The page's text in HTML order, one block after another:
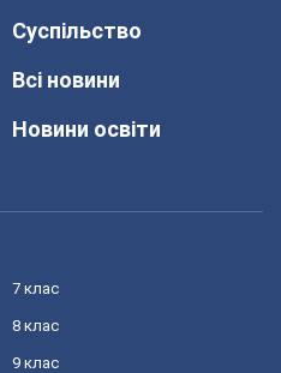
Суспільство
Всі новини
Новини освіти
7 клас
8 клас
9 клас